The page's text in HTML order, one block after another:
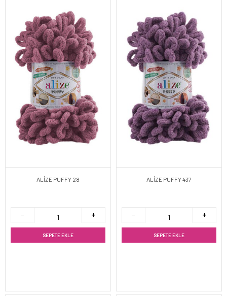
ALİZE PUFFY 28
SEPETE EKLE
ALİZE PUFFY 437
SEPETE EKLE